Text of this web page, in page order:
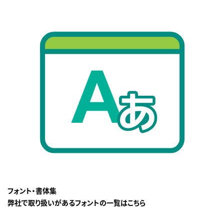
フォント・書体集
弊社で取り扱いがあるフォントの一覧はこちら